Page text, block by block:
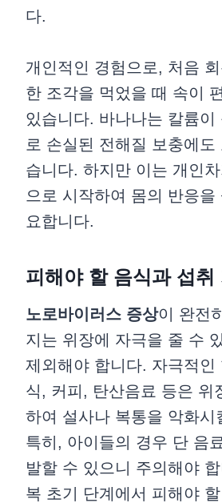
다.
개인적인 경험으로, 처음
한 조각을 먹었을 때 속이
있습니다. 바나나는 칼륨이
로 손실된 전해질 보충에도
습니다. 하지만 이는 개인
으로 시작하여 몸의 반응을
요합니다.
피해야 할 음식과 섭취
노로바이러스 증상이 완전
지는 위장에 자극을 줄 수
제외해야 합니다. 자극적인
식, 커피, 탄산음료 등은 위
하여 설사나 복통을 악화시
특히, 아이들의 경우 단 음
발할 수 있으니 주의해야
복 초기 단계에서 피해야